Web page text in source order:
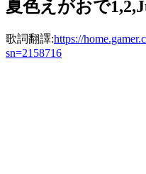
夏色えがおで
歌詞翻譯:https://
sn=2158716